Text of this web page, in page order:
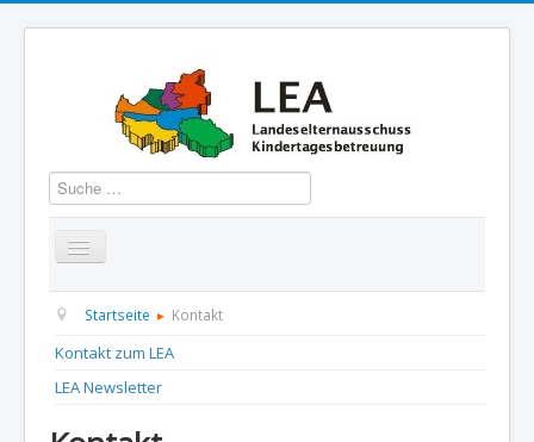
Suchen
Startseite Über uns
Startseite Kontakt
Kontakt zum LEA
LEA Newsletter